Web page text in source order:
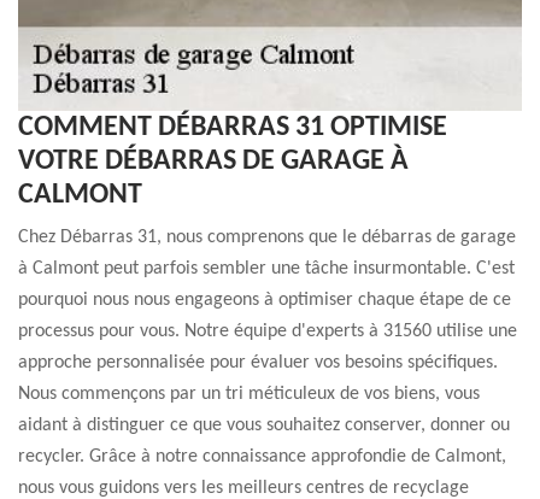
COMMENT DÉBARRAS 31 OPTIMISE
VOTRE DÉBARRAS DE GARAGE À
CALMONT
Chez Débarras 31, nous comprenons que le débarras de garage
à Calmont peut parfois sembler une tâche insurmontable. C'est
pourquoi nous nous engageons à optimiser chaque étape de ce
processus pour vous. Notre équipe d'experts à 31560 utilise une
approche personnalisée pour évaluer vos besoins spécifiques.
Nous commençons par un tri méticuleux de vos biens, vous
aidant à distinguer ce que vous souhaitez conserver, donner ou
recycler. Grâce à notre connaissance approfondie de Calmont,
nous vous guidons vers les meilleurs centres de recyclage